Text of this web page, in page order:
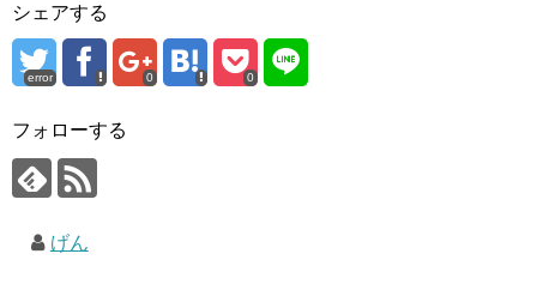
シェアする
error 0 0
フォローする
げん